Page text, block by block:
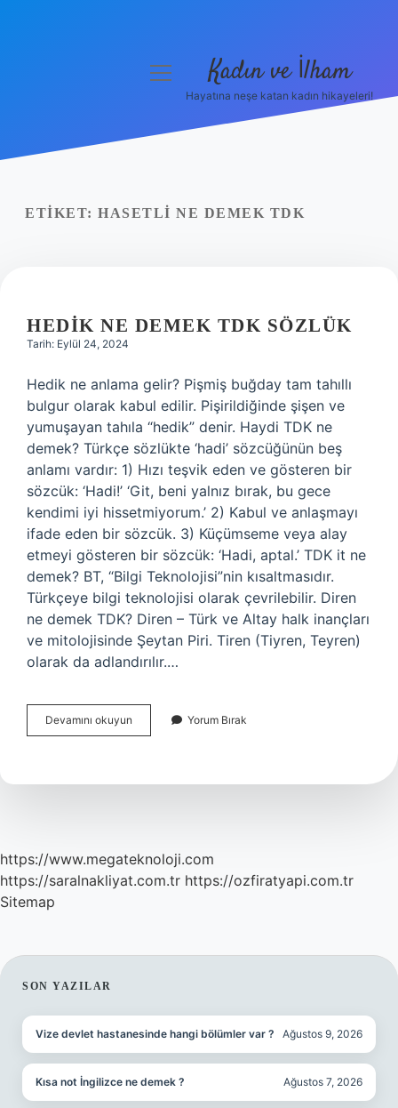
Yasal Uyarı
menüyü
Kadın ve İlham
Hayatına neşe katan kadın hikayeleri!
ETIKET: HASETLI NE DEMEK TDK
HEDIK NE DEMEK TDK SÖZLÜK
Tarih: Eylül 24, 2024
Hedik ne anlama gelir? Pişmiş buğday tam tahıllı
bulgur olarak kabul edilir. Pişirildiğinde şişen ve
yumuşayan tahıla “hedik” denir. Haydi TDK ne
demek? Türkçe sözlükte ‘hadi’ sözcüğünün beş
anlamı vardır: 1) Hızı teşvik eden ve gösteren bir
sözcük: ‘Hadi!’ ‘Git, beni yalnız bırak, bu gece
kendimi iyi hissetmiyorum.’ 2) Kabul ve anlaşmayı
ifade eden bir sözcük. 3) Küçümseme veya alay
etmeyi gösteren bir sözcük: ‘Hadi, aptal.’ TDK it ne
demek? BT, “Bilgi Teknolojisi”nin kısaltmasıdır.
Türkçeye bilgi teknolojisi olarak çevrilebilir. Diren
ne demek TDK? Diren – Türk ve Altay halk inançları
ve mitolojisinde Şeytan Piri. Tiren (Tiyren, Teyren)
olarak da adlandırılır.…
Devamını okuyun
Ne
Sözlük
Yorum Bırak
https://www.megateknoloji.com
https://saralnakliyat.com.tr https://ozfiratyapi.com.tr
Sitemap
SIDEBAR
SON YAZILAR
Vize devlet hastanesinde hangi bölümler var ? Ağustos 9, 2026
Kısa not İngilizce ne demek ? Ağustos 7, 2026